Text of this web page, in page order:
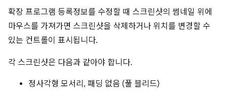
확장 프로그램 등록정보를 수정할 때 스크린샷의 썸네일 위에
마우스를 가져가면 스크린샷을 삭제하거나 위치를 변경할 수
있는 컨트롤이 표시됩니다.
각 스크린샷은 다음과 같아야 합니다.
정사각형 모서리, 패딩 없음 (풀 블리드)